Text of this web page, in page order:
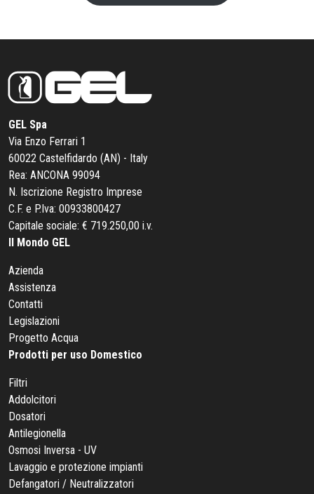
GEL Spa
Via Enzo Ferrari 1
60022 Castelfidardo (AN) - Italy
Rea: ANCONA 99094
N. Iscrizione Registro Imprese
C.F. e P.Iva: 00933800427
Capitale sociale: € 719.250,00 i.v.
Il Mondo GEL
Azienda
Assistenza
Contatti
Legislazioni
Progetto Acqua
Prodotti per uso Domestico
Filtri
Addolcitori
Dosatori
Antilegionella
Osmosi Inversa - UV
Lavaggio e protezione impianti
Defangatori / Neutralizzatori